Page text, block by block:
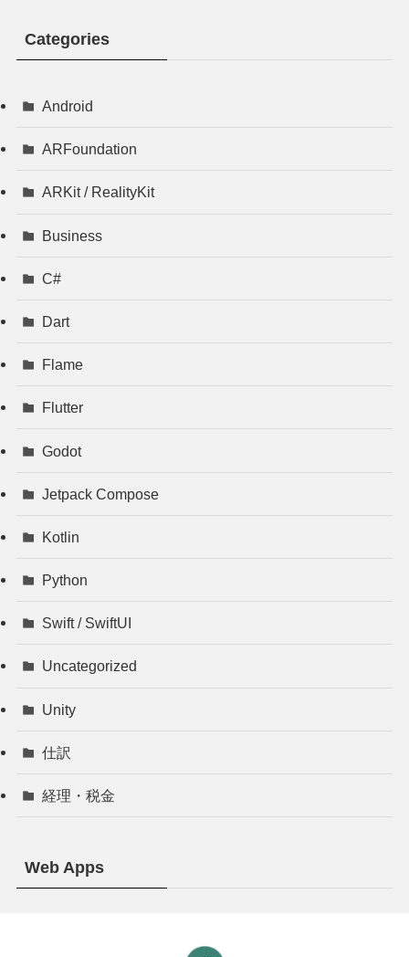
Categories
Android
ARFoundation
ARKit / RealityKit
Business
C#
Dart
Flame
Flutter
Godot
Jetpack Compose
Kotlin
Python
Swift / SwiftUI
Uncategorized
Unity
仕訳
経理・税金
Web Apps